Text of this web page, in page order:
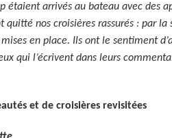
étaient arrivés au bateau avec des
quitté nos croisières rassurés : par
en place. Ils ont le sentiment
qui l’écrivent dans leurs
et de croisières revisitées